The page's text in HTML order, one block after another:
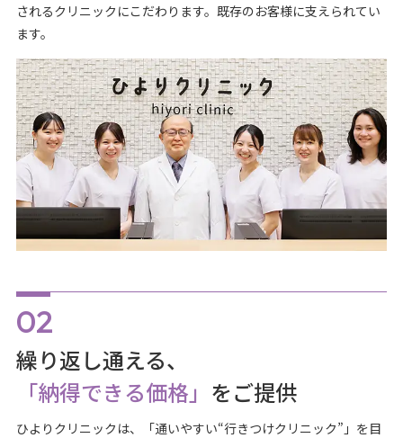
されるクリニックにこだわります。既存のお客様に支えられてい
ます。
繰り返し通える、
「納得できる価格」 をご提供
ひよりクリニックは、「通いやすい“行きつけクリニック”」を目